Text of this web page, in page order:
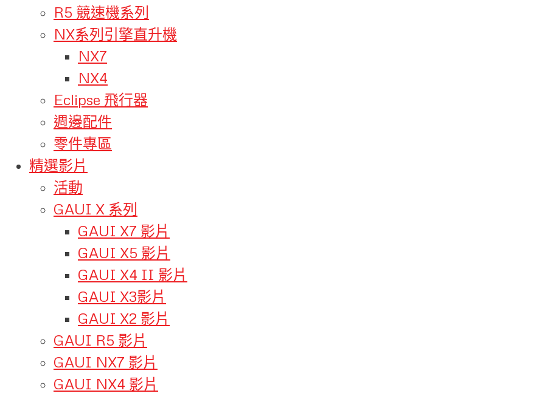
R5 競速機系列
NX系列引擎直升機
NX7
NX4
Eclipse 飛行器
週邊配件
零件專區
精選影片
活動
GAUI X 系列
GAUI X7 影片
GAUI X5 影片
GAUI X4 II 影片
GAUI X3影片
GAUI X2 影片
GAUI R5 影片
GAUI NX7 影片
GAUI NX4 影片